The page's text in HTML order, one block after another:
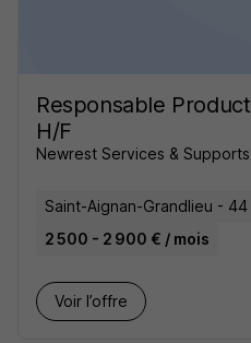
Responsable
H/F
Newrest Services & Supports
Saint-Aignan-Grandlieu - 44
2 500 - 2 900 € / mois
Voir l’offre